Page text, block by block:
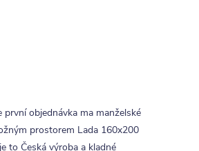
první objednávka ma manželské
prostorem Lada 160x200
to Česká výroba a kladné